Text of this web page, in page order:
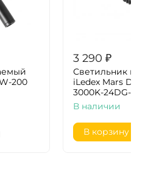
200
3 290 ₽
Светильник
iLedex Mars DIM
3000K-24DG-BK
В наличии
В корзину